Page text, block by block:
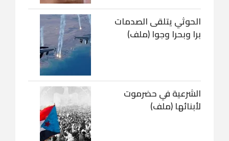
الحوثي يتلقى الصدمات
برا وبحرا وجوا (ملف)
الشرعية في حضرموت
لأبنائها (ملف)